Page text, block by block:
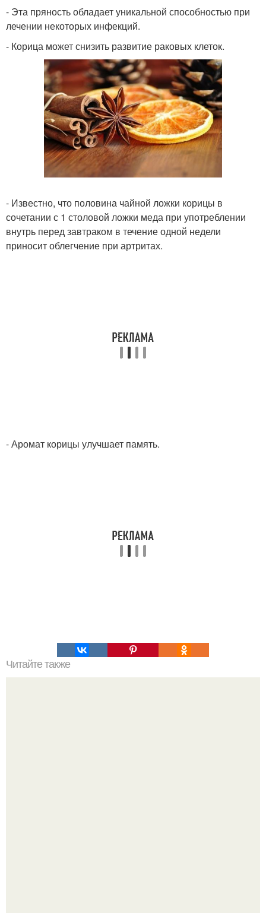
- Эта пряность обладает уникальной способностью при
лечении некоторых инфекций.
- Корица может снизить развитие раковых клеток.
- Известно, что половина чайной ложки корицы в
сочетании с 1 столовой ложки меда при употреблении
внутрь перед завтраком в течение одной недели
приносит облегчение при артритах.
- Аромат корицы улучшает память.
Читайте также